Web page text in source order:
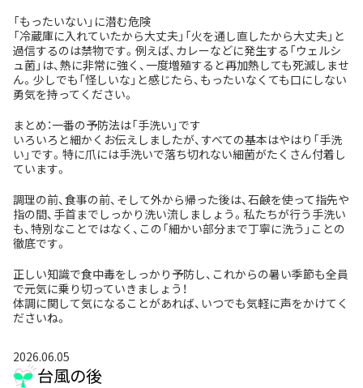
「もったいない」に潜む危険
「冷蔵庫に入れていたから大丈夫」「火を通し直したから大丈夫」と
過信するのは禁物です。例えば、カレーなどに発生する「ウェルシ
ュ菌」は、熱に非常に強く、一度増殖すると再加熱しても死滅しませ
ん。少しでも「怪しいな」と感じたら、もったいなくても口にしない
勇気を持ってください。
まとめ：一番の予防法は「手洗い」です
いろいろと細かくお伝えしましたが、すべての基本はやはり「手洗
い」です。特に爪には手洗いで落ち切れない細菌がたくさん付着し
ています。
調理の前、食事の前、そして外から帰った後は、石鹸を使って指先や
指の間、手首までしっかり洗い流しましょう。私たちが行う手洗い
も、特別なことではなく、この「細かい部分まで丁寧に洗う」ことの
徹底です。
正しい知識で食中毒をしっかり予防し、これからの暑い季節も全員
で元気に乗り切っていきましょう！
体調に関して気になることがあれば、いつでも気軽に声をかけてく
ださいね。
2026.06.05
台風の後